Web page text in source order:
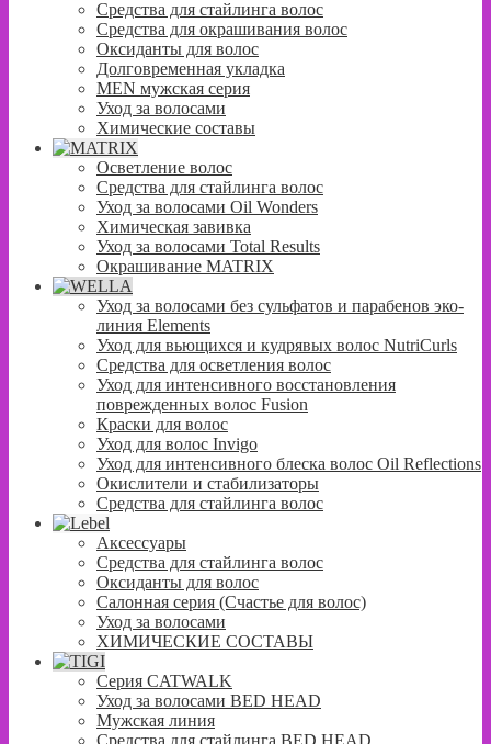
Средства для стайлинга волос
Средства для окрашивания волос
Оксиданты для волос
Долговременная укладка
MEN мужская серия
Уход за волосами
Химические составы
Осветление волос
Средства для стайлинга волос
Уход за волосами Oil Wonders
Химическая завивка
Уход за волосами Total Results
Окрашивание MATRIX
Уход за волосами без сульфатов и парабенов эко-
линия Elements
Уход для вьющихся и кудрявых волос NutriCurls
Средства для осветления волос
Уход для интенсивного восстановления
поврежденных волос Fusion
Краски для волос
Уход для волос Invigo
Уход для интенсивного блеска волос Oil Reflections
Окислители и стабилизаторы
Средства для стайлинга волос
Аксессуары
Средства для стайлинга волос
Оксиданты для волос
Салонная серия (Счастье для волос)
Уход за волосами
ХИМИЧЕСКИЕ СОСТАВЫ
Серия CATWALK
Уход за волосами BED HEAD
Мужская линия